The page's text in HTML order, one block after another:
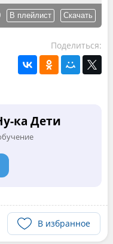
В плейлист Скачать
Поделиться:
ка Дети
В избранное